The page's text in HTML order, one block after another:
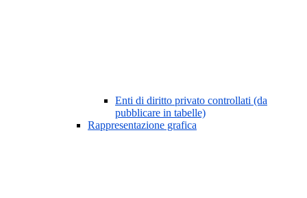
Enti di diritto privato controllati (da
pubblicare in tabelle)
Rappresentazione grafica